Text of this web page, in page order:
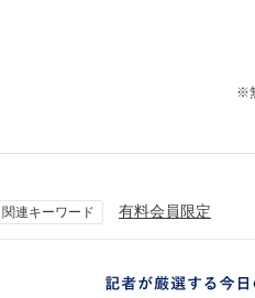
※
関連キーワード 有料会員限定